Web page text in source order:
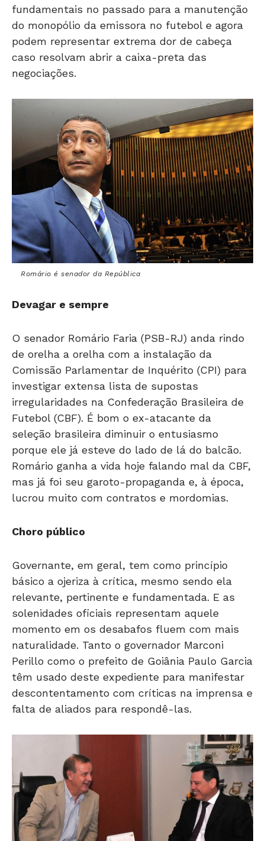
fundamentais no passado para a manutenção
do monopólio da emissora no futebol e agora
podem representar extrema dor de cabeça
caso resolvam abrir a caixa-preta das
negociações.
Romário é senador da República
Devagar e sempre
O senador Romário Faria (PSB-RJ) anda rindo
de orelha a orelha com a instalação da
Comissão Parlamentar de Inquérito (CPI) para
investigar extensa lista de supostas
irregularidades na Confederação Brasileira de
Futebol (CBF). É bom o ex-atacante da
seleção brasileira diminuir o entusiasmo
porque ele já esteve do lado de lá do balcão.
Romário ganha a vida hoje falando mal da CBF,
mas já foi seu garoto-propaganda e, à época,
lucrou muito com contratos e mordomias.
Choro público
Governante, em geral, tem como princípio
básico a ojeriza à crítica, mesmo sendo ela
relevante, pertinente e fundamentada. E as
solenidades oficiais representam aquele
momento em os desabafos fluem com mais
naturalidade. Tanto o governador Marconi
Perillo como o prefeito de Goiânia Paulo Garcia
têm usado deste expediente para manifestar
descontentamento com críticas na imprensa e
falta de aliados para respondê-las.